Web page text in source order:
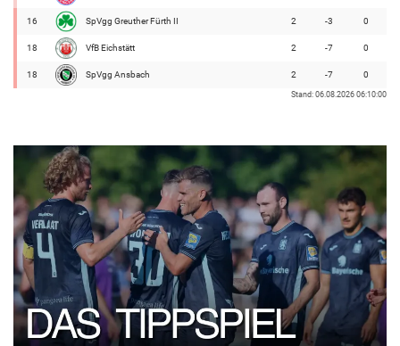
16 SpVgg Greuther Fürth II 2 -3 0
18 VfB Eichstätt 2 -7 0
18 SpVgg Ansbach 2 -7 0
Stand: 06.08.2026 06:10:00